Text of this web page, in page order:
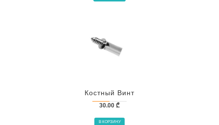
Костный Винт
30.00 ₾
В КОРЗИНУ